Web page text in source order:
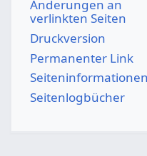
Änderungen an
verlinkten Seiten
Druckversion
Permanenter Link
Seiten­­informationen
Seitenlogbücher